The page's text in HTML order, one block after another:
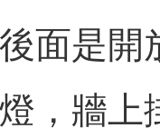
面是開
，牆上